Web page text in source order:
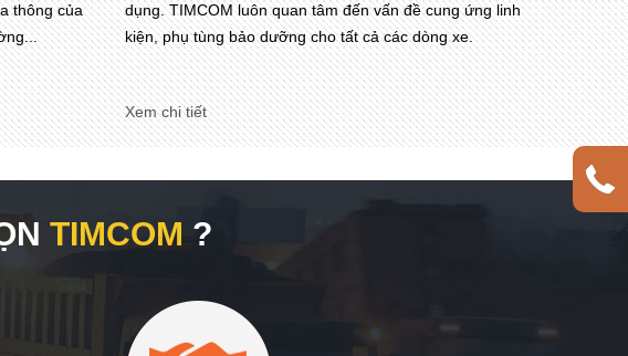
thông của
dụng. TIMCOM luôn quan tâm đến vấn đề cung ứng linh
kiện, phụ tùng bảo dưỡng cho tất cả các dòng xe.
Xem chi tiết
TIMCOM ?